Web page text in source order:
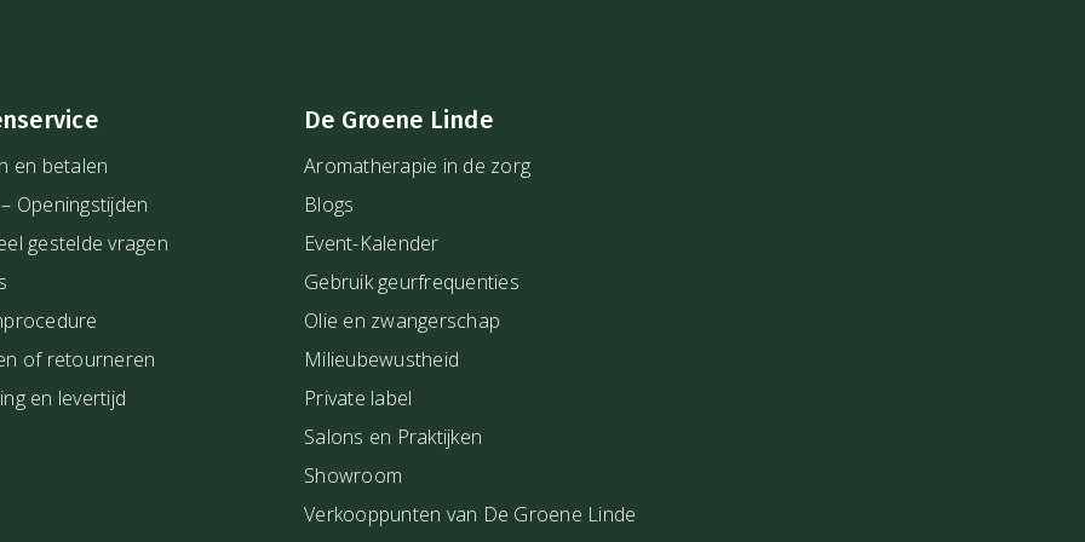
worden. Lees
Wij besteden veel
het vertrouwen dat
en betalen
Openingstijden
gestelde vragen
of retourneren
en levertijd
De Groene Linde
Aromatherapie in de zorg
Blogs
Event-Kalender
Gebruik geurfrequenties
Olie en zwangerschap
Milieubewustheid
Private label
Salons en Praktijken
Showroom
Verkooppunten van De Groene Linde